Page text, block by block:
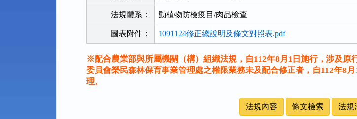
法規體系： 動植物防檢疫目/肉品檢查
圖表附件： 1091124修正總說明及條文對照表.pdf
※配合農業部與所屬機關（構）組織法規，自112年8月1日施行，涉及
委員會榮民森林保育事業管理處之權限業務未及配合修正者，自112年8
理。
法規內容 條文檢索 法規